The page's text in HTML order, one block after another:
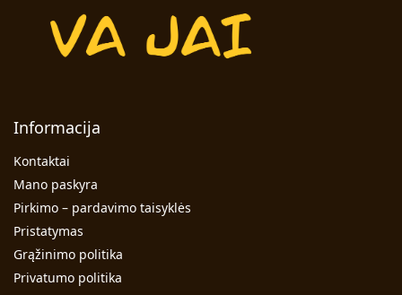
Informacija
Kontaktai
Mano paskyra
Pirkimo – pardavimo taisyklės
Pristatymas
Grąžinimo politika
Privatumo politika